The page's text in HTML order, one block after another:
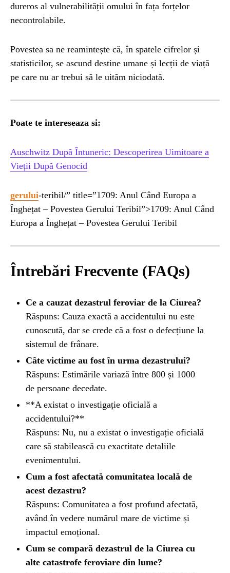
dureros al vulnerabilității omului în fața forțelor
necontrolabile.
Povestea sa ne reamintește că, în spatele cifrelor și
statisticilor, se ascund destine umane și lecții de viață
pe care nu ar trebui să le uităm niciodată.
Poate te intereseaza si:
Auschwitz După Întuneric: Descoperirea Uimitoare a
Vieții După Genocid
gerului-teribil/” title=”1709: Anul Când Europa a
Înghețat – Povestea Gerului Teribil”>1709: Anul Când
Europa a Înghețat – Povestea Gerului Teribil
Întrebări Frecvente (FAQs)
Ce a cauzat dezastrul feroviar de la Ciurea?
Răspuns: Cauza exactă a accidentului nu este
cunoscută, dar se crede că a fost o defecțiune la
sistemul de frânare.
Câte victime au fost în urma dezastrului?
Răspuns: Estimările variază între 800 și 1000
de persoane decedate.
**A existat o investigație oficială a
accidentului?**
Răspuns: Nu, nu a existat o investigație oficială
care să stabilească cu exactitate detaliile
evenimentului.
Cum a fost afectată comunitatea locală de
acest dezastru?
Răspuns: Comunitatea a fost profund afectată,
având în vedere numărul mare de victime și
impactul emoțional.
Cum se compară dezastrul de la Ciurea cu
alte catastrofe feroviare din lume?